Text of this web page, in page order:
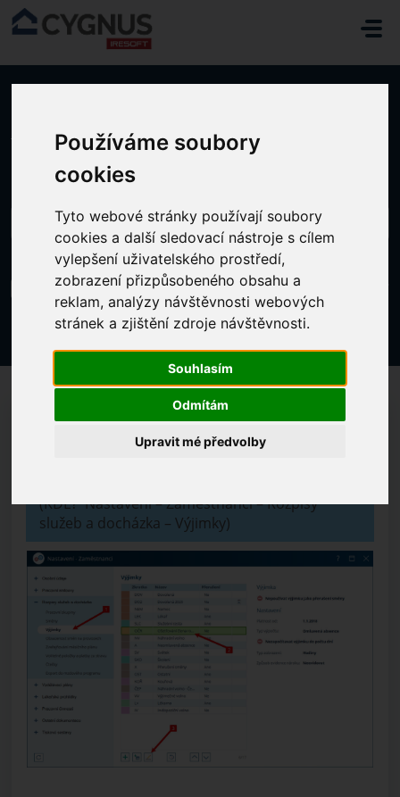
Používáme soubory
cookies
Tyto webové stránky používají soubory
cookies a další sledovací nástroje s cílem
vylepšení uživatelského prostředí,
zobrazení přizpůsobeného obsahu a
reklam, analýzy návštěvnosti webových
stránek a zjištění zdroje návštěvnosti.
Souhlasím
Odmítám
Upravit mé předvolby
Přeskočit na hlavní obsah
JAK DĚLAT ÚPRAVY VÝJÍMEK NEBO JE UKONČIT
JAK DĚLAT ÚPRAVY VÝJÍMEK NEBO JE
UKONČIT
Změněno dne St, 19 Říjen, 2022 v 2:26 ODPOLEDNE
Pokud potřebujetevýjimku přejmenovat či
změnit zkratku a barvu, proveďte její označení a
(KDE? Nastavení – Zaměstnanci – Rozpisy
služeb a docházka – Výjimky)